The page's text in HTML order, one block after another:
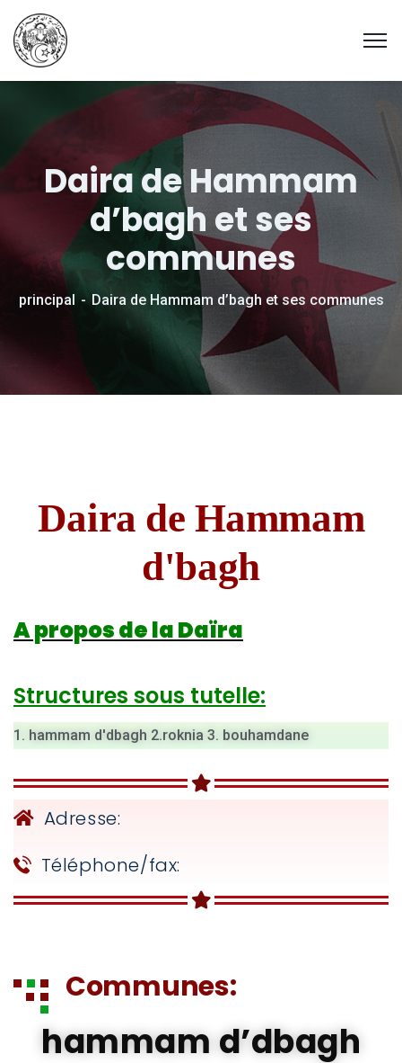
Daira de Hammam
d’bagh et ses
communes
principal Daira de Hammam d’bagh et ses communes
Daira de Hammam
d'bagh
A propos de la Daïra
Structures sous tutelle:
1. hammam d'dbagh 2.roknia 3. bouhamdane
Adresse:
Téléphone/fax:
Communes:
hammam d’dbagh